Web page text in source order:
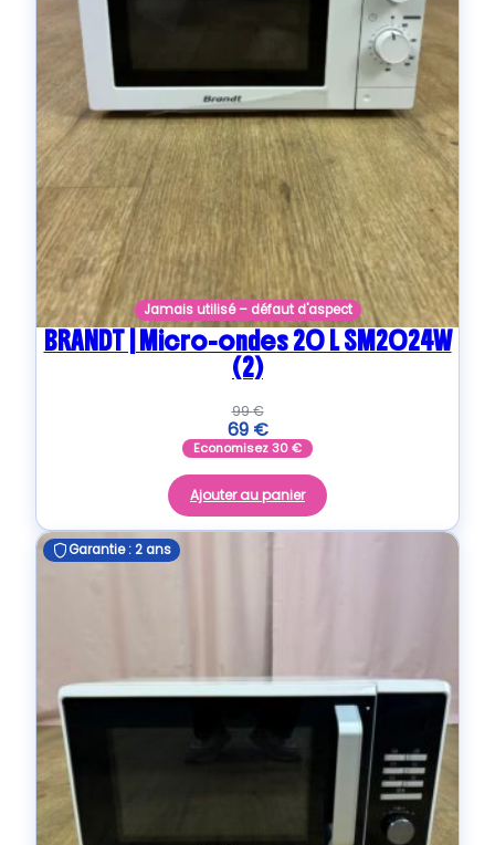
Jamais utilisé – défaut d'aspect
BRANDT | Micro-ondes 20 L SM2024W
(2)
99€
69 €
Economisez30€
Ajouter au panier
Garantie : 2 ans